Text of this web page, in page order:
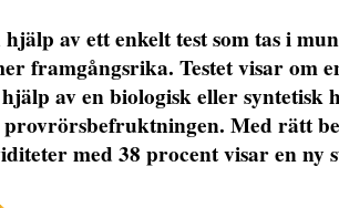
av ett enkelt test som tas i
framgångsrika. Testet visar om
av en biologisk eller syntetisk
provrörsbefruktningen. Med rätt
med 38 procent visar en ny